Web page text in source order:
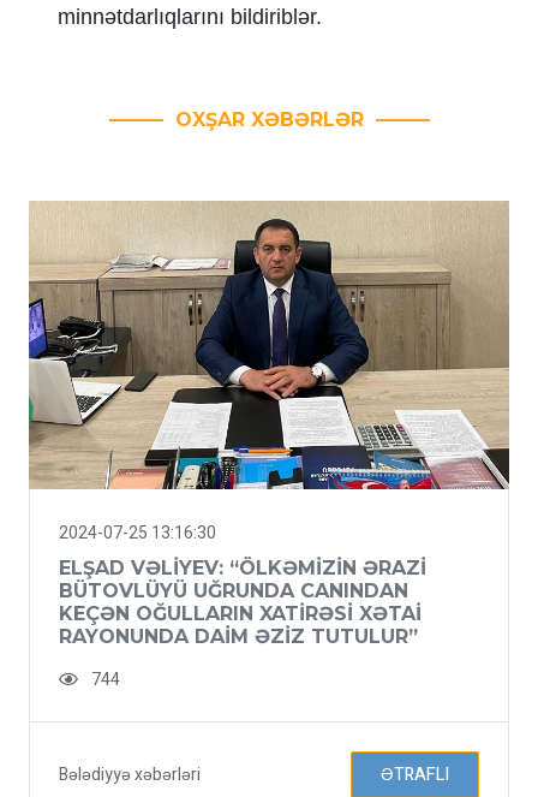
minnətdarlıqlarını bildiriblər.
OXŞAR XƏBƏRLƏR
2024-07-25 13:16:30
ELŞAD VƏLIYEV: “ÖLKƏMIZIN ƏRAZI
BÜTOVLÜYÜ UĞRUNDA CANINDAN
KEÇƏN OĞULLARIN XATIRƏSI XƏTAI
RAYONUNDA DAIM ƏZIZ TUTULUR”
744
Bələdiyyə xəbərləri ƏTRAFLI